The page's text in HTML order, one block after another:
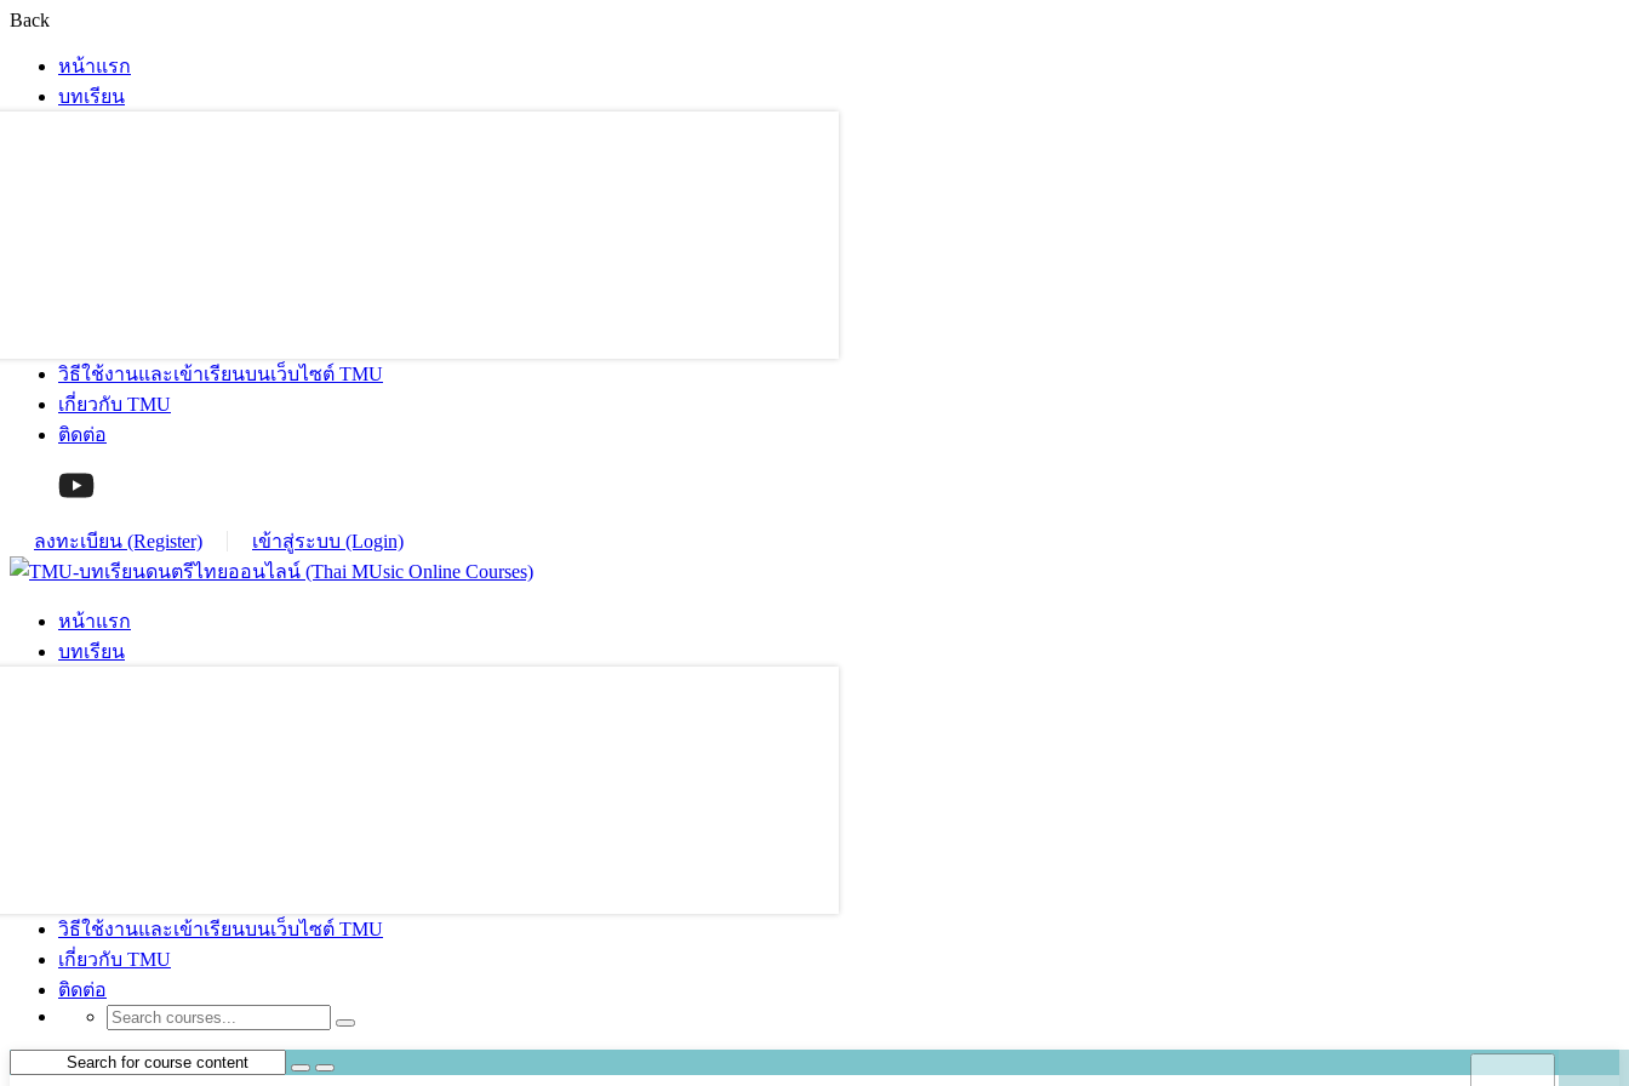
Back
หน้าแรก
บทเรียน
วิธีใช้งานและเข้าเรียนบนเว็บไซต์ TMU
เกี่ยวกับ TMU
ติดต่อ
ลงทะเบียน (Register) เข้าสู่ระบบ (Login)
หน้าแรก
บทเรียน
วิธีใช้งานและเข้าเรียนบนเว็บไซต์ TMU
เกี่ยวกับ TMU
ติดต่อ